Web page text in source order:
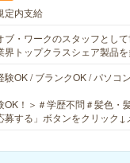
定内支給
ブ・ワークのスタッフとし
界トップクラスシェア製品
験OK / ブランクOK / パソコ
OK！＞＃学歴不問＃髪色・
募する」ボタンをクリック